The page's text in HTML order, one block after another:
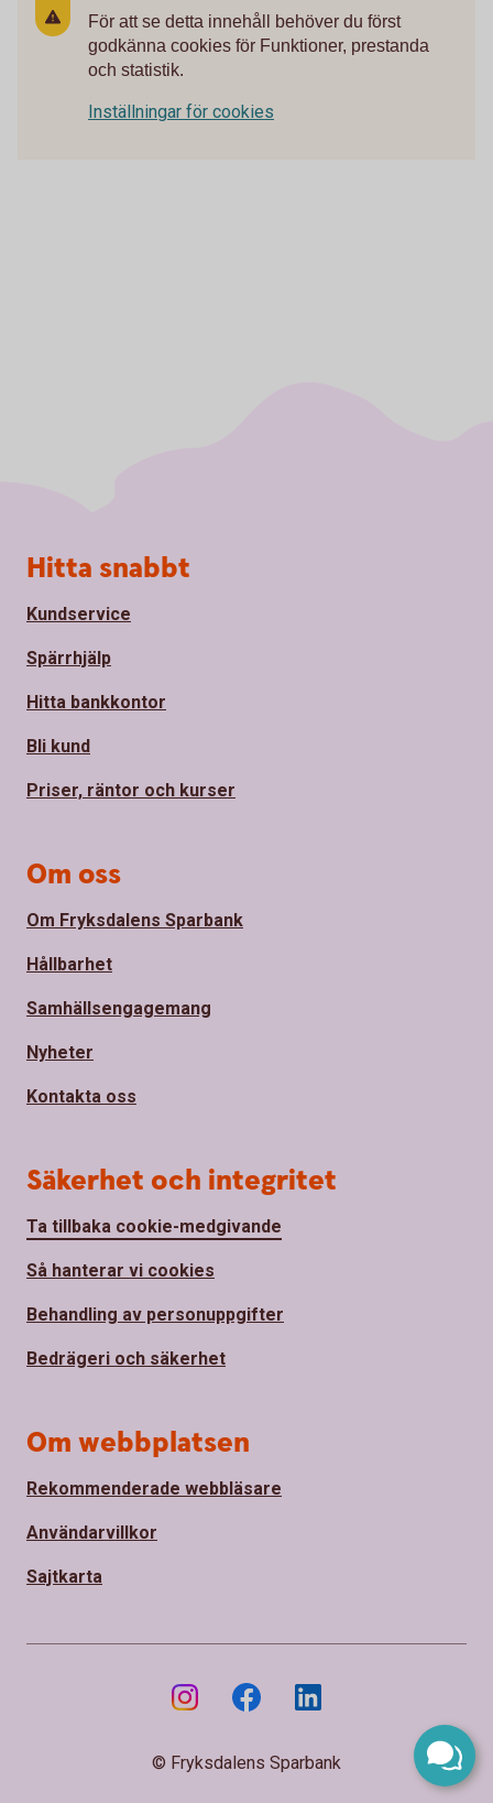
För att se detta innehåll behöver du först
godkänna cookies för Funktioner, prestanda
och statistik.
Inställningar för cookies
Sidfot
Hitta snabbt
Kundservice
Spärrhjälp
Hitta bankkontor
Bli kund
Priser, räntor och kurser
Om oss
Om Fryksdalens Sparbank
Hållbarhet
Samhällsengagemang
Nyheter
Kontakta oss
Säkerhet och integritet
Ta tillbaka cookie-medgivande
Så hanterar vi cookies
Behandling av personuppgifter
Bedrägeri och säkerhet
Om webbplatsen
Rekommenderade webbläsare
Användarvillkor
Sajtkarta
© Fryksdalens Sparbank